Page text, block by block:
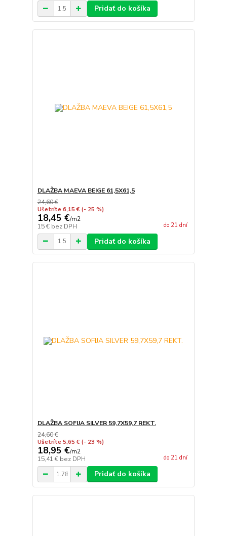
Pridať do košíka
DLAŽBA MAEVA BEIGE 61,5X61,5
24,60 €
Ušetríte 6,15 € (- 25 %)
18,45 €/m2
15 € bez DPH do 21 dní
Pridať do košíka
DLAŽBA SOFIJA SILVER 59,7X59,7 REKT.
24,60 €
Ušetríte 5,65 € (- 23 %)
18,95 €/m2
15,41 € bez DPH do 21 dní
Pridať do košíka